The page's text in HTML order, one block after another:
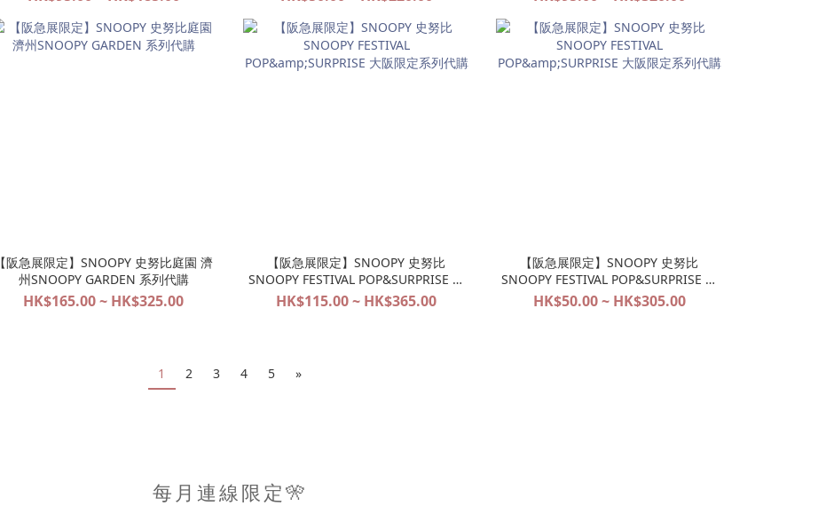
【阪急展限定】SNOOPY 史努比庭園 濟
州SNOOPY GARDEN 系列代購
HK$165.00 ~ HK$325.00
【阪急展限定】SNOOPY 史努比
SNOOPY FESTIVAL POP&SURPRISE 大
阪限定系列代購
HK$115.00 ~ HK$365.00
【阪急展限定】SNOOPY 史努比
SNOOPY FESTIVAL POP&SURPRISE 大
阪限定系列代購
HK$50.00 ~ HK$305.00
1 2 3 4 5 »
每月連線限定🎌